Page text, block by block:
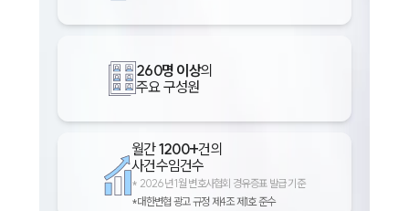
260명 이상의
주요 구성원
월간1200+건의
사건수임건수
* 2026년 1월 변호사협회 경유증표 발급 기준
*대한변협 광고 규정 제4조 제1호 준수